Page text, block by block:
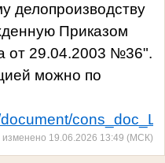
делопроизводству
Приказом
от 29.04.2003 №36".
можно по
19.06.2026 13:49 (МСК)